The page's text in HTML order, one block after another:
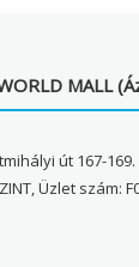
MALL
út 167-169.
Üzlet szám: